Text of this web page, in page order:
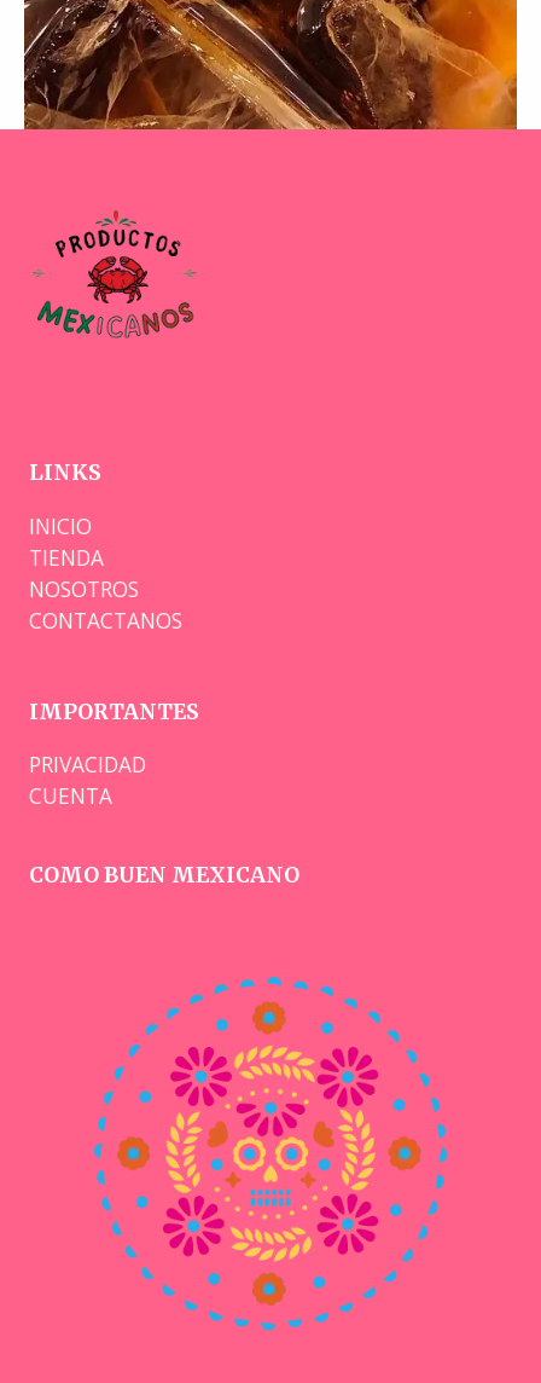
LINKS
INICIO
TIENDA
NOSOTROS
CONTACTANOS
IMPORTANTES
PRIVACIDAD
CUENTA
COMO BUEN MEXICANO